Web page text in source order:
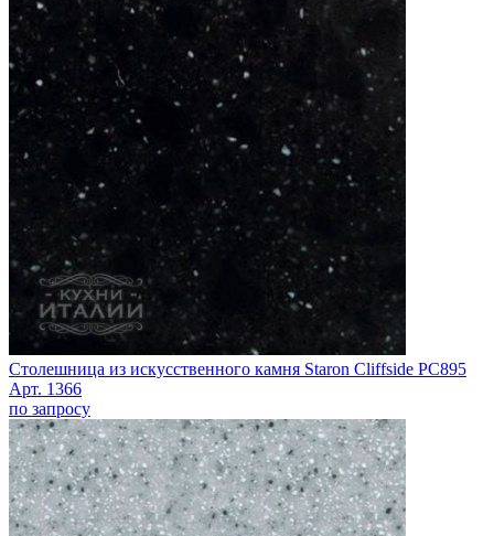
Столешница из искусственного камня Staron Cliffside PC895
Арт. 1366
по запросу